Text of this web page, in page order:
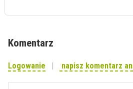
Komentarz
Logowanie napisz komentarz